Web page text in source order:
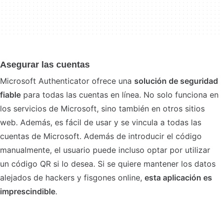
Asegurar las cuentas
Microsoft Authenticator ofrece una solución de seguridad
fiable para todas las cuentas en línea. No solo funciona en
los servicios de Microsoft, sino también en otros sitios
web. Además, es fácil de usar y se vincula a todas las
cuentas de Microsoft. Además de introducir el código
manualmente, el usuario puede incluso optar por utilizar
un código QR si lo desea. Si se quiere mantener los datos
alejados de hackers y fisgones online, esta aplicación es
imprescindible.